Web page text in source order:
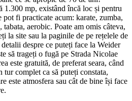
1.300 mp, existând încă loc și pentru
fi practicate acum: karate, zumba,
aerobic. Poate am omis câteva,
la site sau la paginile de pe rețelele de
despre ce puteți face la Weider
să trageți o fugă pe Strada Nicolae
este gratuită, de preferat seara, când
tur complet ca să puteți constata,
este atmosfera sau cât de bine își face